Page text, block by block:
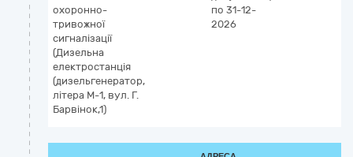
охоронно-
тривожної
сигналізації
(Дизельна
електростанція
(дизельгенератор,
літера М-1, вул. Г.
Барвінок,1)
по 31-12-
2026